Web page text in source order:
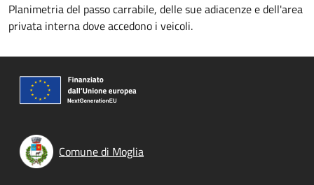
Planimetria del passo carrabile, delle sue adiacenze e dell'area
privata interna dove accedono i veicoli.
Comune di Moglia